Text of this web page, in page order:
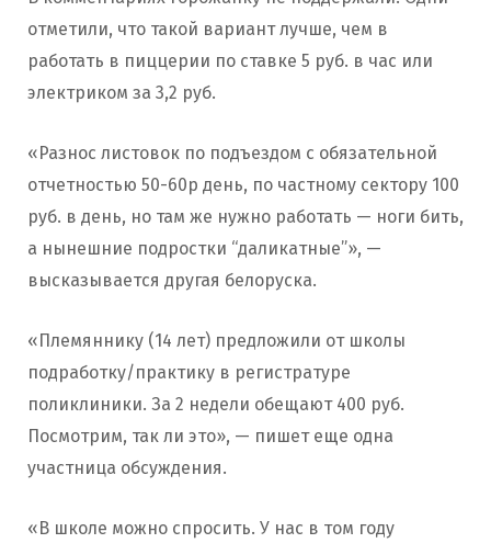
отметили, что такой вариант лучше, чем в
работать в пиццерии по ставке 5 руб. в час или
электриком за 3,2 руб.
«Разнос листовок по подъездом с обязательной
отчетностью 50-60р день, по частному сектору 100
руб. в день, но там же нужно работать — ноги бить,
а нынешние подростки “даликатные”», —
высказывается другая белоруска.
«Племяннику (14 лет) предложили от школы
подработку/практику в регистратуре
поликлиники. За 2 недели обещают 400 руб.
Посмотрим, так ли это», — пишет еще одна
участница обсуждения.
«В школе можно спросить. У нас в том году